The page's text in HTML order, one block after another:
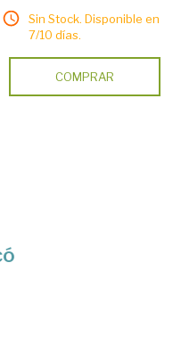
Sin Stock. Disponible en
7/10 días.
COMPRAR